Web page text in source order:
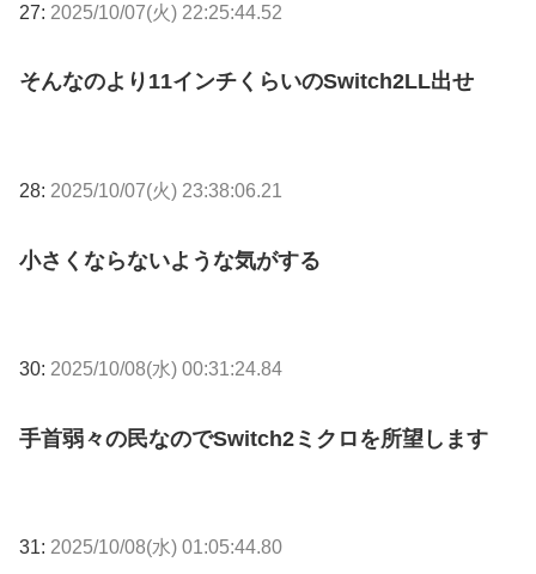
27: 2025/10/07(火) 22:25:44.52
そんなのより11インチくらいのSwitch2LL出せ
28: 2025/10/07(火) 23:38:06.21
小さくならないような気がする
30: 2025/10/08(水) 00:31:24.84
手首弱々の民なのでSwitch2ミクロを所望します
31: 2025/10/08(水) 01:05:44.80